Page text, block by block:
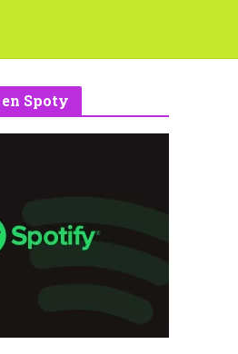
Spoty